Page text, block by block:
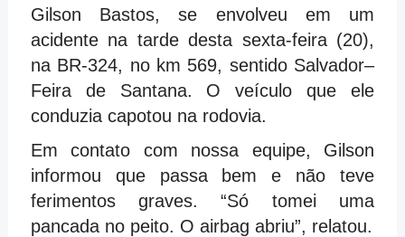
Gilson Bastos, se envolveu em um
acidente na tarde desta sexta-feira (20),
na BR-324, no km 569, sentido Salvador–
Feira de Santana. O veículo que ele
conduzia capotou na rodovia.
Em contato com nossa equipe, Gilson
informou que passa bem e não teve
ferimentos graves. “Só tomei uma
pancada no peito. O airbag abriu”, relatou.